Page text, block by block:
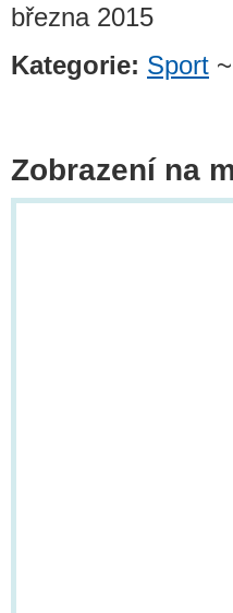
března 2015
Kategorie: Sport ~
Zobrazení na